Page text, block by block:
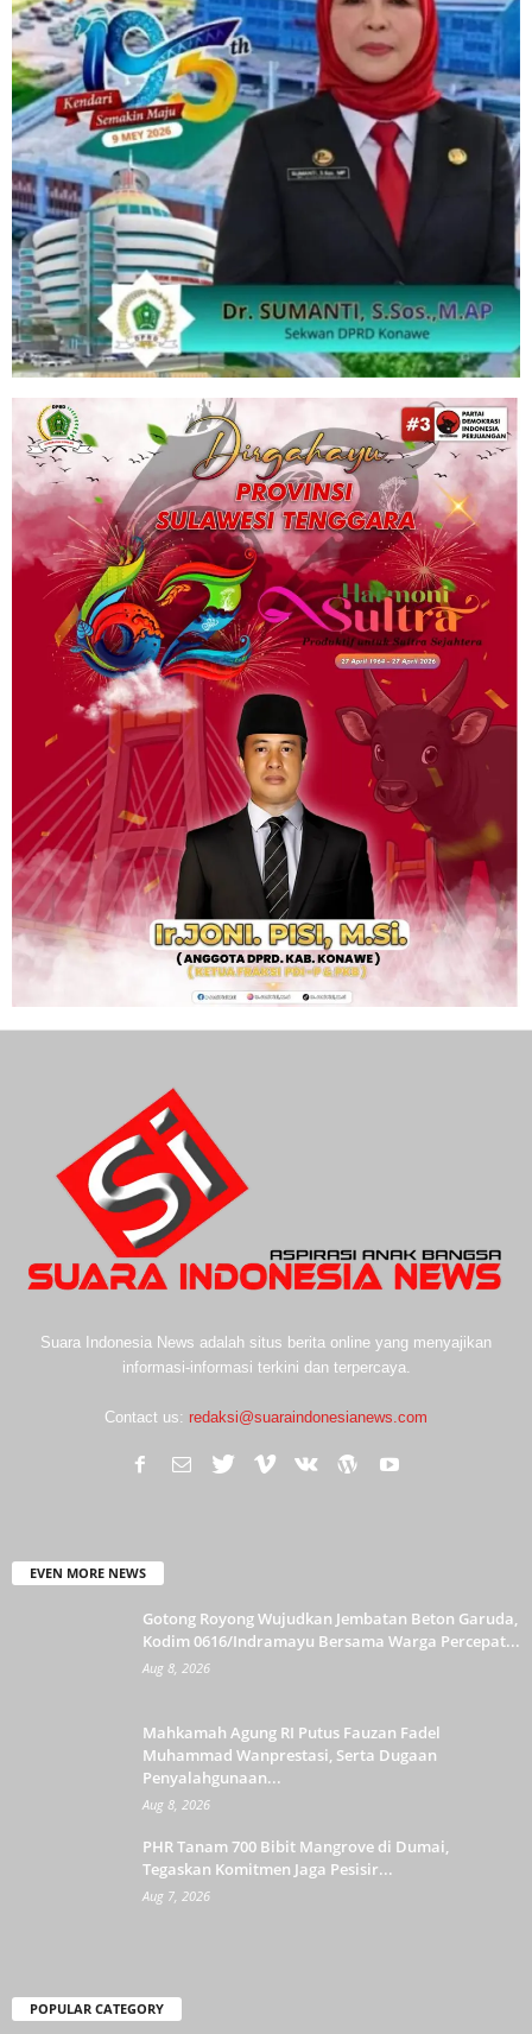
Suara Indonesia News adalah situs berita online yang menyajikan
informasi-informasi terkini dan terpercaya.
Contact us: redaksi@suaraindonesianews.com
EVEN MORE NEWS
Gotong Royong Wujudkan Jembatan Beton Garuda,
Kodim 0616/Indramayu Bersama Warga Percepat...
Aug 8, 2026
Mahkamah Agung RI Putus Fauzan Fadel
Muhammad Wanprestasi, Serta Dugaan
Penyalahgunaan...
Aug 8, 2026
PHR Tanam 700 Bibit Mangrove di Dumai,
Tegaskan Komitmen Jaga Pesisir...
Aug 7, 2026
POPULAR CATEGORY